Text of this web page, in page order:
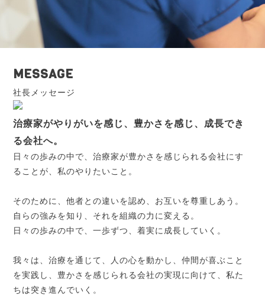
MESSAGE
社長メッセージ
治療家がやりがいを感じ、豊かさを感じ、成長でき
る会社へ。
日々の歩みの中で、治療家が豊かさを感じられる会社にす
ることが、私のやりたいこと。
そのために、他者との違いを認め、お互いを尊重しあう。
自らの強みを知り、それを組織の力に変える。
日々の歩みの中で、一歩ずつ、着実に成長していく。
我々は、治療を通じて、人の心を動かし、仲間が喜ぶこと
を実践し、豊かさを感じられる会社の実現に向けて、私た
ちは突き進んでいく。